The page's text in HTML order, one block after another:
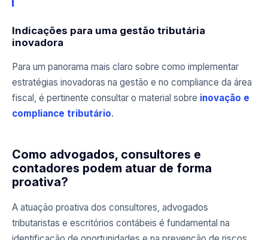
Indicações para uma gestão tributária
inovadora
Para um panorama mais claro sobre como implementar
estratégias inovadoras na gestão e no compliance da área
fiscal, é pertinente consultar o material sobre inovação e
compliance tributário.
Como advogados, consultores e
contadores podem atuar de forma
proativa?
A atuação proativa dos consultores, advogados
tributaristas e escritórios contábeis é fundamental na